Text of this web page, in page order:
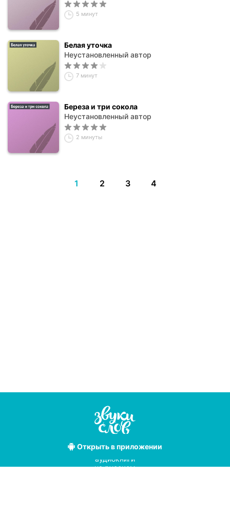
5 минут
Белая уточка
Неустановленный автор
7 минут
Береза и три сокола
Неустановленный автор
2 минуты
1 2 3 4
Открытьв приложении
Лучшие
аудиокниги
на русском